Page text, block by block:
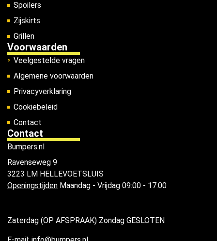
Spoilers
Zijskirts
Grillen
Voorwaarden
Veelgestelde vragen
Algemene voorwaarden
Privacyverklaring
Cookiebeleid
Contact
Contact
Bumpers.nl
Ravenseweg 9
3223 LM HELLEVOETSLUIS
Openingstijden Maandag - Vrijdag 09:00 - 17:00
Zaterdag (OP AFSPRAAK) Zondag GESLOTEN